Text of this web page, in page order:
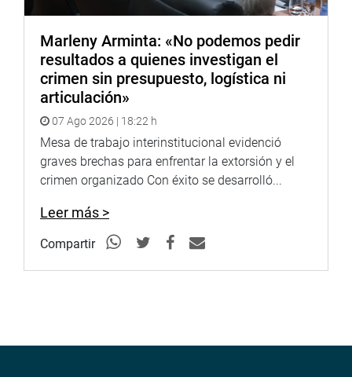
Marleny Arminta: «No podemos pedir
resultados a quienes investigan el
crimen sin presupuesto, logística ni
articulación»
07 Ago 2026 | 18:22 h
Mesa de trabajo interinstitucional evidenció
graves brechas para enfrentar la extorsión y el
crimen organizado Con éxito se desarrolló...
Leer más >
Compartir